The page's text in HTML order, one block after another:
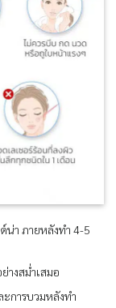
น่า ภายหลังทำ 4-5
งสม่ำเสมอ
การบวมหลังทำ